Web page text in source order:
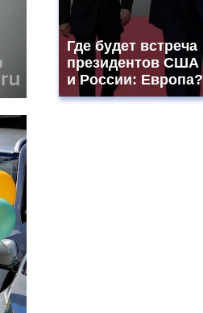
Где будет встреча
президентов США
и России: Европа?